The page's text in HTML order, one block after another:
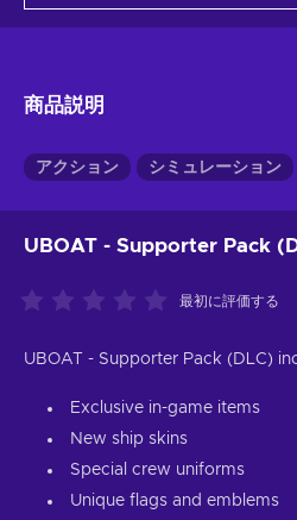
商品説明
アクション シミュレーション
UBOAT - Supporter Pack
最初に評価する
UBOAT - Supporter Pack (DLC)
Exclusive in-game items
New ship skins
Special crew uniforms
Unique flags and emblems